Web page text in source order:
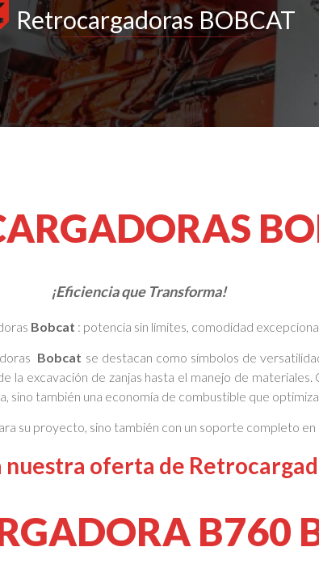
Retrocargadoras BOBCAT
¡Eficiencia que Transforma!
Bobcat : potencia sin límites, comodidad
Bobcat se destacan como símbolos de
la excavación de zanjas hasta el manejo de
sino también una economía de combustible que
su proyecto, sino también con un soporte completo
nuestra oferta de
B760